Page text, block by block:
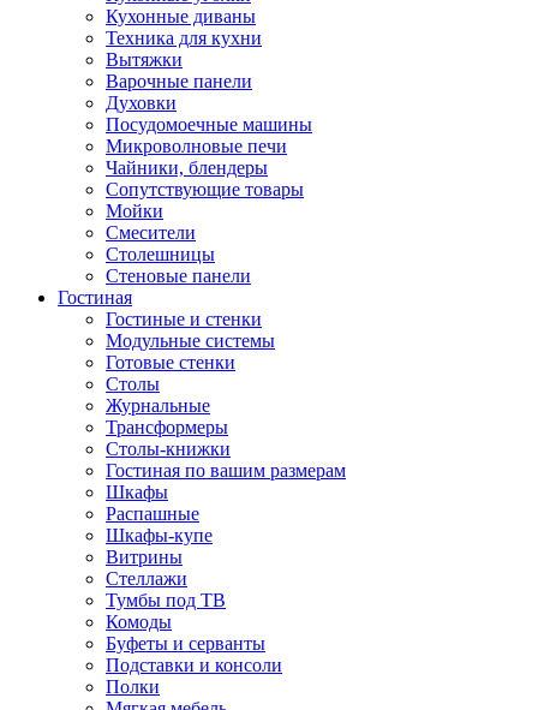
Кухонные диваны
Техника для кухни
Вытяжки
Варочные панели
Духовки
Посудомоечные машины
Микроволновые печи
Чайники, блендеры
Сопутствующие товары
Мойки
Смесители
Столешницы
Стеновые панели
Гостиная
Гостиные и стенки
Модульные системы
Готовые стенки
Столы
Журнальные
Трансформеры
Столы-книжки
Гостиная по вашим размерам
Шкафы
Распашные
Шкафы-купе
Витрины
Стеллажи
Тумбы под ТВ
Комоды
Буфеты и серванты
Подставки и консоли
Полки